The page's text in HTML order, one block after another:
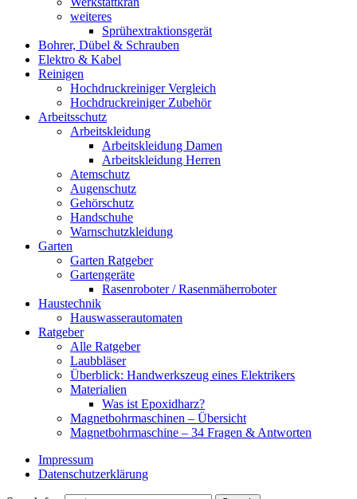
weiteres
Sprühextraktionsgerät
Bohrer, Dübel & Schrauben
Elektro & Kabel
Reinigen
Hochdruckreiniger Vergleich
Hochdruckreiniger Zubehör
Arbeitsschutz
Arbeitskleidung
Arbeitskleidung Damen
Arbeitskleidung Herren
Atemschutz
Augenschutz
Gehörschutz
Handschuhe
Warnschutzkleidung
Garten
Garten Ratgeber
Gartengeräte
Rasenroboter / Rasenmäherroboter
Haustechnik
Hauswasserautomaten
Ratgeber
Alle Ratgeber
Laubbläser
Überblick: Handwerkszeug eines Elektrikers
Materialien
Was ist Epoxidharz?
Magnetbohrmaschinen – Übersicht
Magnetbohrmaschine – 34 Fragen & Antworten
Impressum
Datenschutzerklärung